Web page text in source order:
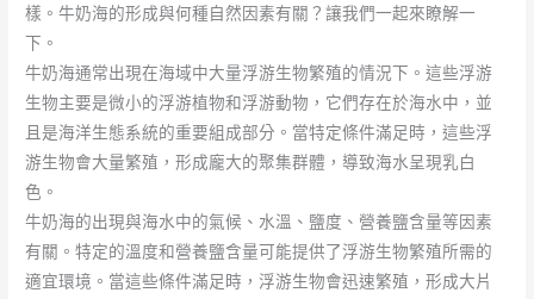
樣。牛奶海的形成與何種自然因素有關？讓我們一起來瞭解一
下。
牛奶海通常出現在海域中大量浮游生物繁殖的情況下。這些浮游
生物主要是微小的浮游植物和浮游動物，它們存在於海水中，並
且是海洋生態系統的重要組成部分。當特定條件滿足時，這些浮
游生物會大量繁殖，形成龐大的聚集群體，導致海水呈現乳白
色。
牛奶海的出現與海水中的氣候、水溫、鹽度、營養鹽含量等因素
有關。特定的溫度和營養鹽含量可能提供了浮游生物繁殖所需的
適宜環境。當這些條件滿足時，浮游生物會迅速繁殖，形成大片